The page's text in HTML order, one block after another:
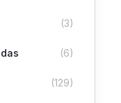
(3)
(6)
(129)